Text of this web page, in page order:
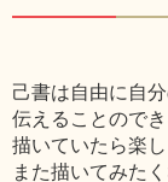
己書は自由に自
伝えることのでき
描いていたら楽
また描いてみた